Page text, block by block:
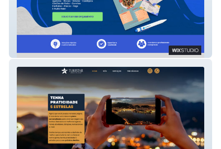
Via Info Gráfica